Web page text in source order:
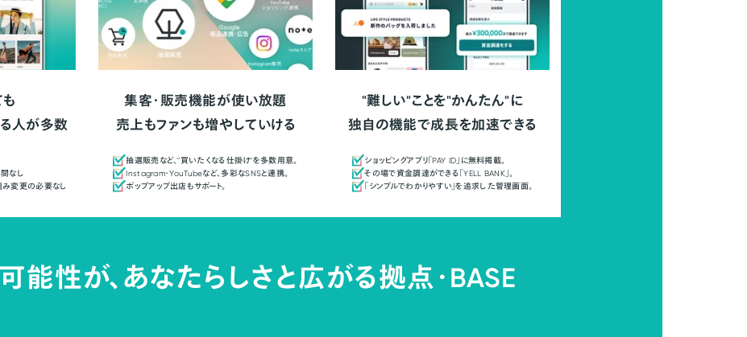
人が多数
なし
み変更の必要なし
集客・販売機能が使い放題
売上もファンも増やしていける
抽選販売など、"買いたくなる仕掛け"を多数用意。
Instagram・YouTubeなど、多彩なSNSと連携。
ポップアップ出店もサポート。
"難しい"ことを"かんたん"に
独自の機能で成長を加速できる
ショッピングアプリ「PAY ID」に無料掲載。
その場で資金調達ができる「YELL BANK」。
「シンプルでわかりやすい」を追求した管理画面。
能性が、あなたらしさと広がる拠点・BASE